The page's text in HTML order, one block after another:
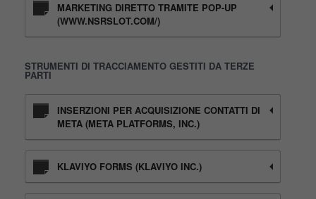
MARKETING DIRETTO TRAMITE POP-UP
(WWW.NSRSLOT.COM/)
STRUMENTI DI TRACCIAMENTO GESTITI DA TERZE
PARTI
INSERZIONI PER ACQUISIZIONE CONTATTI DI
META (META PLATFORMS, INC.)
KLAVIYO FORMS (KLAVIYO INC.)